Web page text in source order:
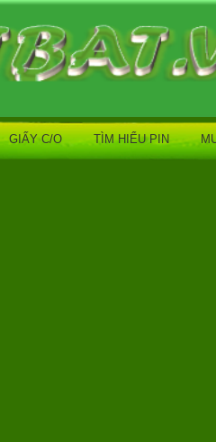
GIẤY C/O TÌM HIỂU PIN